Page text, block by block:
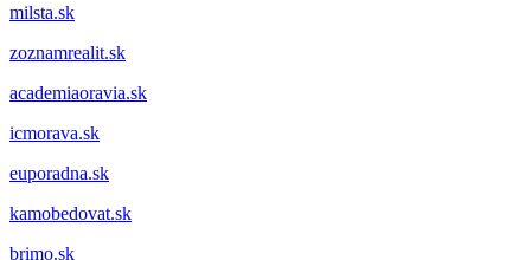
milsta.sk
zoznamrealit.sk
academiaoravia.sk
icmorava.sk
euporadna.sk
kamobedovat.sk
brimo.sk